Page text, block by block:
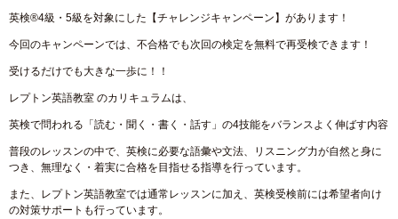
英検®4級・5級を対象にした【チャレンジキャンペーン】があります！
今回のキャンペーンでは、不合格でも次回の検定を無料で再受検できます！
受けるだけでも大きな一歩に！！
レプトン英語教室 のカリキュラムは、
英検で問われる「読む・聞く・書く・話す」の4技能をバランスよく伸ばす内容
普段のレッスンの中で、英検に必要な語彙や文法、リスニング力が自然と身に
つき、無理なく・着実に合格を目指せる指導を行っています。
また、レプトン英語教室では通常レッスンに加え、英検受検前には希望者向け
の対策サポートも行っています。